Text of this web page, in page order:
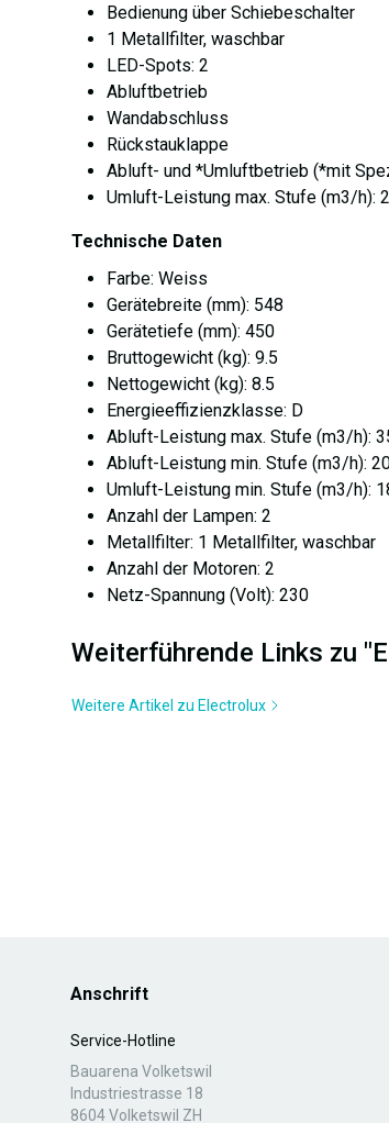
Bedienung über Schiebeschalter
1 Metallfilter, waschbar
LED-Spots: 2
Abluftbetrieb
Wandabschluss
Rückstauklappe
Abluft- und *Umluftbetrieb (*mit
Umluft-Leistung max. Stufe (m3/h):
Technische Daten
Farbe: Weiss
Gerätebreite (mm): 548
Gerätetiefe (mm): 450
Bruttogewicht (kg): 9.5
Nettogewicht (kg): 8.5
Energieeffizienzklasse: D
Abluft-Leistung max. Stufe (m3/h):
Abluft-Leistung min. Stufe (m3/h):
Umluft-Leistung min. Stufe (m3/h):
Anzahl der Lampen: 2
Metallfilter: 1 Metallfilter, waschbar
Anzahl der Motoren: 2
Netz-Spannung (Volt): 230
Weiterführende Links zu
Weitere Artikel zu Electrolux
Anschrift
Service-Hotline
Bauarena Volketswil
Industriestrasse 18
8604 Volketswil ZH